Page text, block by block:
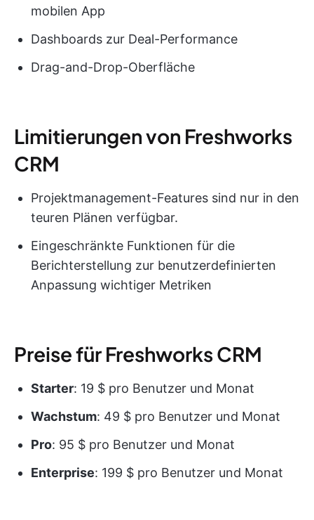
mobilen App
Dashboards zur Deal-Performance
Drag-and-Drop-Oberfläche
Limitierungen von Freshworks
CRM
Projektmanagement-Features sind nur in den
teuren Plänen verfügbar.
Eingeschränkte Funktionen für die
Berichterstellung zur benutzerdefinierten
Anpassung wichtiger Metriken
Preise für Freshworks CRM
Starter: 19 $ pro Benutzer und Monat
Wachstum: 49 $ pro Benutzer und Monat
Pro: 95 $ pro Benutzer und Monat
Enterprise: 199 $ pro Benutzer und Monat